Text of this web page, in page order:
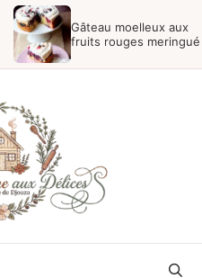
Gâteau moelleux aux
fruits rouges meringué